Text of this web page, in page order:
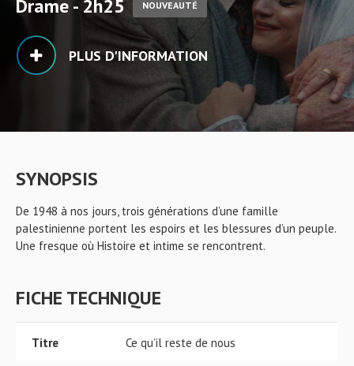
Drame - 2h25 NOUVEAUTÉ
PLUS D'INFORMATION
SYNOPSIS
De 1948 à nos jours, trois générations d’une famille
palestinienne portent les espoirs et les blessures d’un peuple.
Une fresque où Histoire et intime se rencontrent.
FICHE TECHNIQUE
Titre Ce qu’il reste de nous